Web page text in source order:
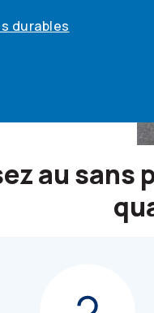
durables
au sans